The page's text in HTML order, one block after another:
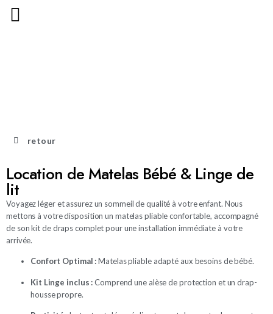
retour
Location de Matelas Bébé & Linge de
lit
Voyagez léger et assurez un sommeil de qualité à votre enfant. Nous
mettons à votre disposition un matelas pliable confortable, accompagné
de son kit de draps complet pour une installation immédiate à votre
arrivée.
Confort Optimal :Matelas pliable adapté aux besoins de bébé.
Kit Linge inclus :Comprend une alèse de protection et un drap-
housse propre.